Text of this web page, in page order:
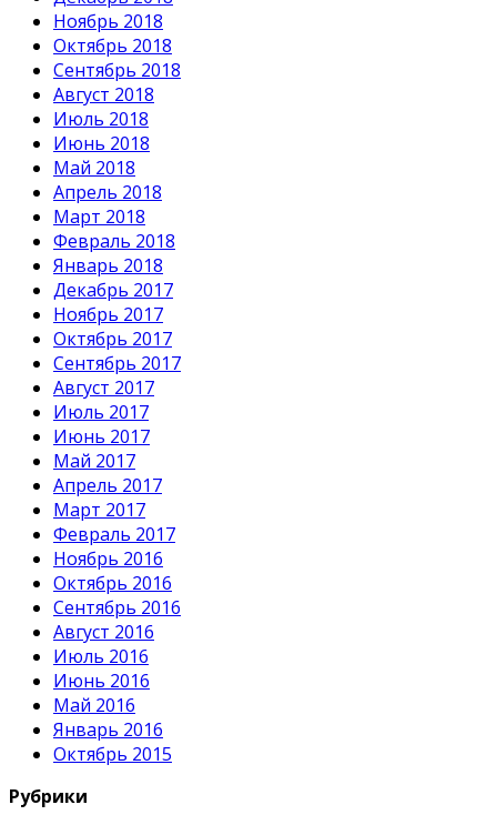
Ноябрь 2018
Октябрь 2018
Сентябрь 2018
Август 2018
Июль 2018
Июнь 2018
Май 2018
Апрель 2018
Март 2018
Февраль 2018
Январь 2018
Декабрь 2017
Ноябрь 2017
Октябрь 2017
Сентябрь 2017
Август 2017
Июль 2017
Июнь 2017
Май 2017
Апрель 2017
Март 2017
Февраль 2017
Ноябрь 2016
Октябрь 2016
Сентябрь 2016
Август 2016
Июль 2016
Июнь 2016
Май 2016
Январь 2016
Октябрь 2015
Рубрики